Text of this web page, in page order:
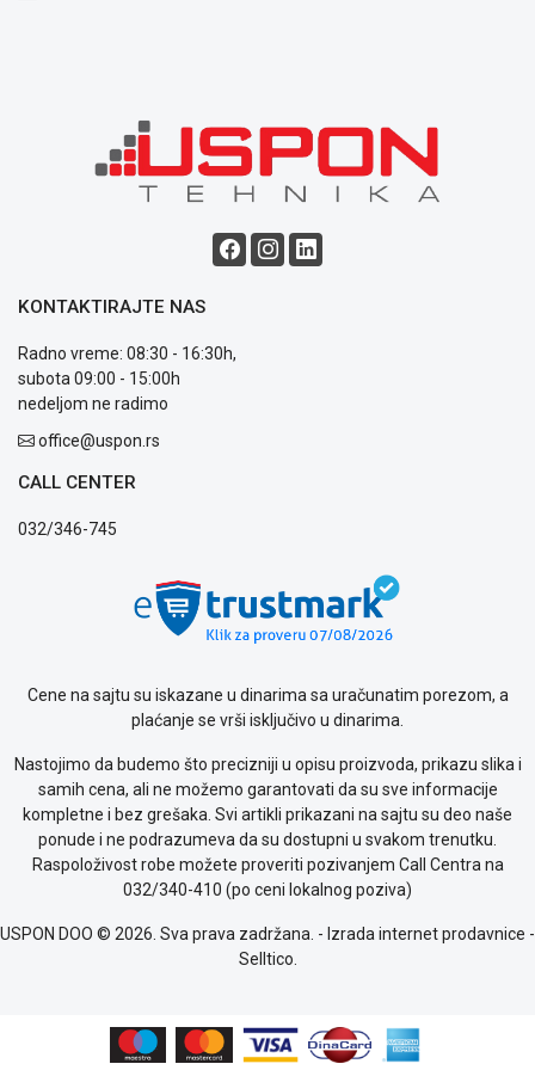
KONTAKTIRAJTE NAS
Radno vreme: 08:30 - 16:30h,
subota 09:00 - 15:00h
nedeljom ne radimo
office@uspon.rs
CALL CENTER
032/346-745
Cene na sajtu su iskazane u dinarima sa uračunatim porezom, a
plaćanje se vrši isključivo u dinarima.
Nastojimo da budemo što precizniji u opisu proizvoda, prikazu slika i
samih cena, ali ne možemo garantovati da su sve informacije
kompletne i bez grešaka. Svi artikli prikazani na sajtu su deo naše
ponude i ne podrazumeva da su dostupni u svakom trenutku.
Raspoloživost robe možete proveriti pozivanjem Call Centra na
032/340-410 (po ceni lokalnog poziva)
USPON DOO © 2026. Sva prava zadržana. - Izrada internet prodavnice -
Selltico.